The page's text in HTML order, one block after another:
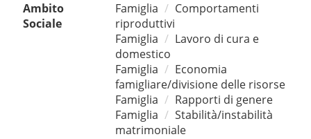
Ambito
Sociale
Famiglia
Comportamenti
riproduttivi
Famiglia
Lavoro di cura e
domestico
Famiglia
Economia
famigliare/divisione delle risorse
Famiglia
Rapporti di genere
Famiglia
Stabilità/instabilità
matrimoniale